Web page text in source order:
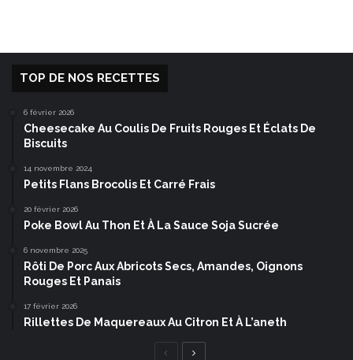
TOP DE NOS RECETTES
6 février 2026
Cheesecake Au Coulis De Fruits Rouges Et Éclats De
Biscuits
14 novembre 2024
Petits Flans Brocolis Et Carré Frais
20 février 2026
Poke Bowl Au Thon Et À La Sauce Soja Sucrée
6 novembre 2025
Rôti De Porc Aux Abricots Secs, Amandes, Oignons
Rouges Et Panais
17 février 2026
Rillettes De Maquereaux Au Citron Et À L’aneth
Page